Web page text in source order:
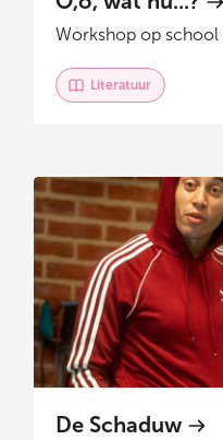
Workshop op school
Literatuur
De Schaduw